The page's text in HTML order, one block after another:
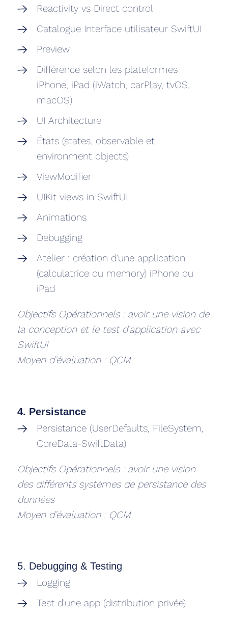
Reactivity vs Direct control
Catalogue Interface utilisateur SwiftUI
Preview
Différence selon les plateformes
iPhone, iPad (iWatch, carPlay, tvOS,
macOS)
UI Architecture
États (states, observable et
environment objects)
ViewModifier
UIKit views in SwiftUI
Animations
Debugging
Atelier : création d'une application
(calculatrice ou memory) iPhone ou
iPad
Objectifs Opérationnels : avoir une vision de
la conception et le test d'application avec
SwiftUI
Moyen d’évaluation : QCM
4. Persistance
Persistance (UserDefaults, FileSystem,
CoreData-SwiftData)
Objectifs Opérationnels : avoir une vision
des différents systèmes de persistance des
données
Moyen d’évaluation : QCM
5. Debugging & Testing
Logging
Test d'une app (distribution privée)